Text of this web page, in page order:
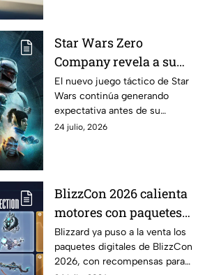
Star Wars Zero
Company revela a su
elenco y confirma
panel especial en la
San Diego Comic-Con
El nuevo juego táctico de Star
Wars continúa generando
expectativa antes de su
lanzamiento el próximo 27 de
la Comic-Con de San Diego
24 julio, 2026
BlizzCon 2026 calienta
motores con paquetes
digitales cargados de
contenido exclusivo
Blizzard ya puso a la venta los
paquetes digitales de BlizzCon
2026, con recompensas para